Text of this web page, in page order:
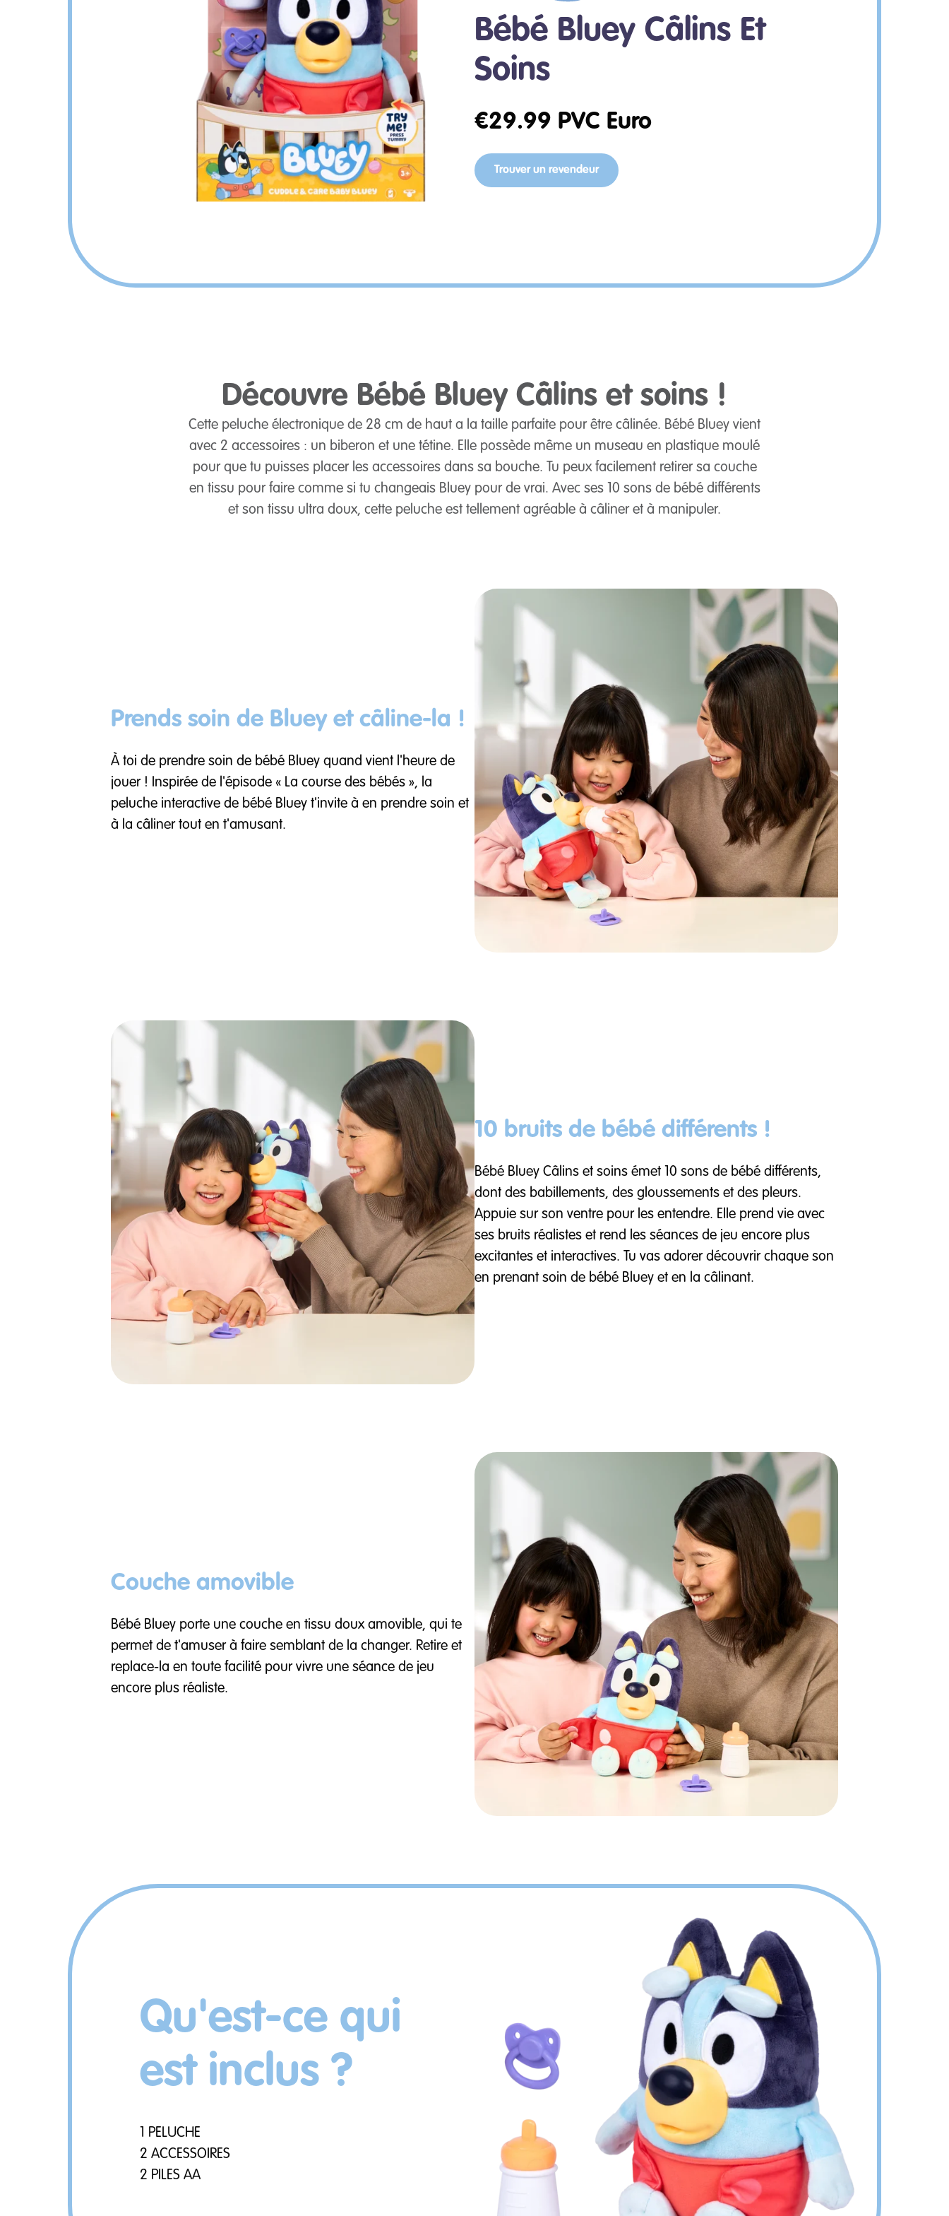
Bébé Bluey Câlins Et
Soins
€29.99 PVC Euro
Trouver un revendeur
Découvre Bébé Bluey Câlins et soins !
Cette peluche électronique de 28 cm de haut a la taille parfaite pour être câlinée. Bébé Bluey vient
avec 2 accessoires : un biberon et une tétine. Elle possède même un museau en plastique moulé
pour que tu puisses placer les accessoires dans sa bouche. Tu peux facilement retirer sa couche
en tissu pour faire comme si tu changeais Bluey pour de vrai. Avec ses 10 sons de bébé différents
et son tissu ultra doux, cette peluche est tellement agréable à câliner et à manipuler.
Prends soin de Bluey et câline-la !
À toi de prendre soin de bébé Bluey quand vient l'heure de
jouer ! Inspirée de l'épisode « La course des bébés », la
peluche interactive de bébé Bluey t'invite à en prendre soin et
à la câliner tout en t'amusant.
10 bruits de bébé différents !
Bébé Bluey Câlins et soins émet 10 sons de bébé différents,
dont des babillements, des gloussements et des pleurs.
Appuie sur son ventre pour les entendre. Elle prend vie avec
ses bruits réalistes et rend les séances de jeu encore plus
excitantes et interactives. Tu vas adorer découvrir chaque son
en prenant soin de bébé Bluey et en la câlinant.
Couche amovible
Bébé Bluey porte une couche en tissu doux amovible, qui te
permet de t'amuser à faire semblant de la changer. Retire et
replace-la en toute facilité pour vivre une séance de jeu
encore plus réaliste.
Qu'est-ce qui
est inclus ?
1 PELUCHE
2 ACCESSOIRES
2 PILES AA